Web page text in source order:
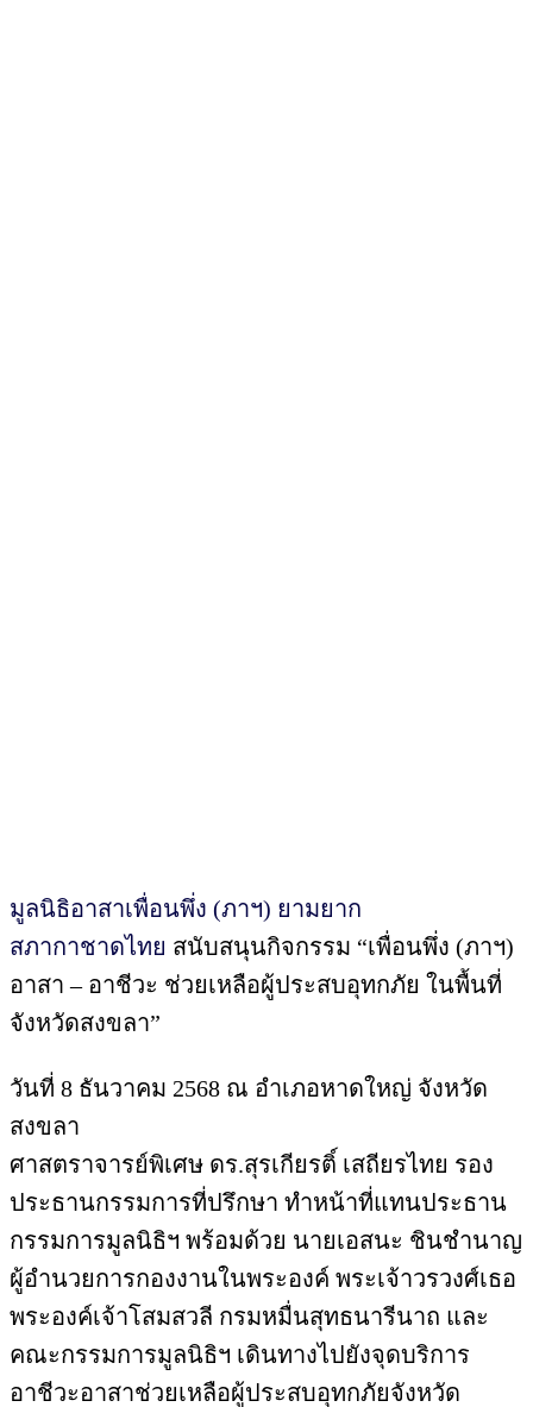
มูลนิธิอาสาเพื่อนพึ่ง (ภาฯ) ยามยาก
สภากาชาดไทย สนับสนุนกิจกรรม “เพื่อนพึ่ง (ภาฯ)
อาสา – อาชีวะ ช่วยเหลือผู้ประสบอุทกภัย ในพื้นที่
จังหวัดสงขลา”
วันที่ 8 ธันวาคม 2568 ณ อำเภอหาดใหญ่ จังหวัด
สงขลา
ศาสตราจารย์พิเศษ ดร.สุรเกียรติ์ เสถียรไทย รอง
ประธานกรรมการที่ปรึกษา ทำหน้าที่แทนประธาน
กรรมการมูลนิธิฯ พร้อมด้วย นายเอสนะ ชินชำนาญ
ผู้อำนวยการกองงานในพระองค์ พระเจ้าวรวงศ์เธอ
พระองค์เจ้าโสมสวลี กรมหมื่นสุทธนารีนาถ และ
คณะกรรมการมูลนิธิฯ เดินทางไปยังจุดบริการ
อาชีวะอาสาช่วยเหลือผู้ประสบอุทกภัยจังหวัด